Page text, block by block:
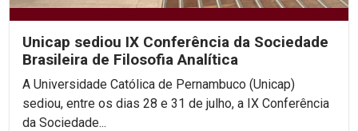
Unicap sediou IX Conferência da Sociedade
Brasileira de Filosofia Analítica
A Universidade Católica de Pernambuco (Unicap)
sediou, entre os dias 28 e 31 de julho, a IX Conferência
da Sociedade...